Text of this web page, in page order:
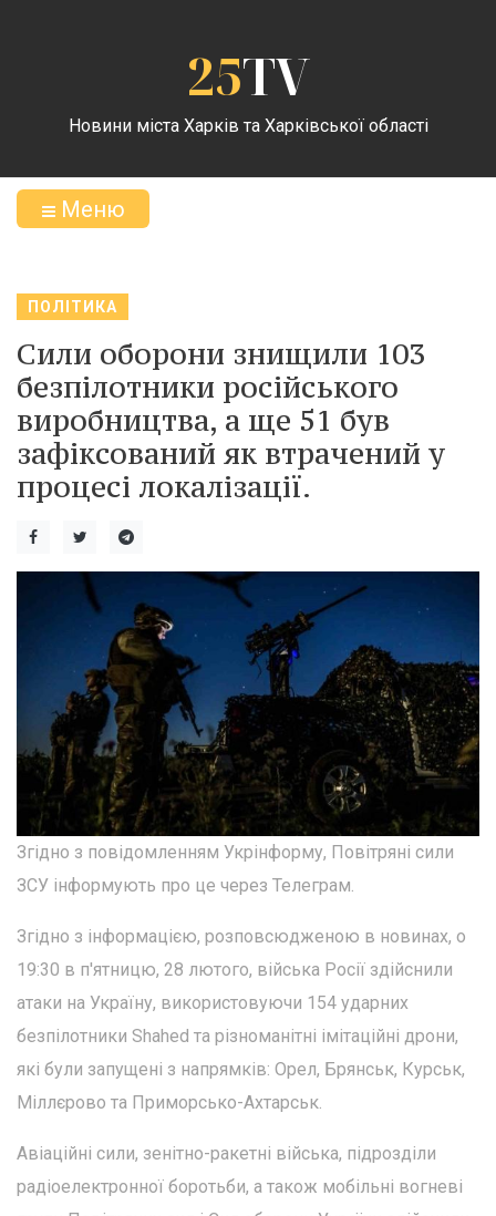
25TV
Новини міста Харків та Харківської області
Меню
ПОЛІТИКА
Сили оборони знищили 103
безпілотники російського
виробництва, а ще 51 був
зафіксований як втрачений у
процесі локалізації.
Згідно з повідомленням Укрінформу, Повітряні сили
ЗСУ інформують про це через Телеграм.
Згідно з інформацією, розповсюдженою в новинах, о
19:30 в п'ятницю, 28 лютого, війська Росії здійснили
атаки на Україну, використовуючи 154 ударних
безпілотники Shahed та різноманітні імітаційні дрони,
які були запущені з напрямків: Орел, Брянськ, Курськ,
Міллєрово та Приморсько-Ахтарськ.
Авіаційні сили, зенітно-ракетні війська, підрозділи
радіоелектронної боротьби, а також мобільні вогневі